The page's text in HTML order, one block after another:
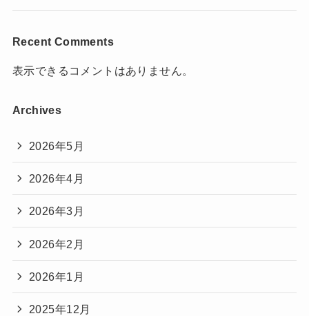
Recent Comments
表示できるコメントはありません。
Archives
2026年5月
2026年4月
2026年3月
2026年2月
2026年1月
2025年12月